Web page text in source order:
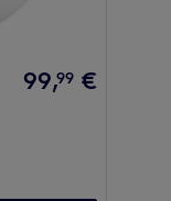
99,99 €